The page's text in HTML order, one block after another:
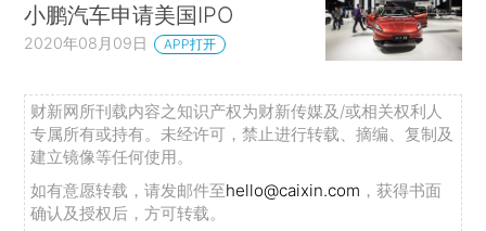
小鹏汽车申请美国IPO
2020年08月09日 APP打开
财新网所刊载内容之知识产权为财新传媒及/或相关权利人
专属所有或持有。未经许可，禁止进行转载、摘编、复制及
建立镜像等任何使用。
如有意愿转载，请发邮件至hello@caixin.com ，获得书面
确认及授权后，方可转载。